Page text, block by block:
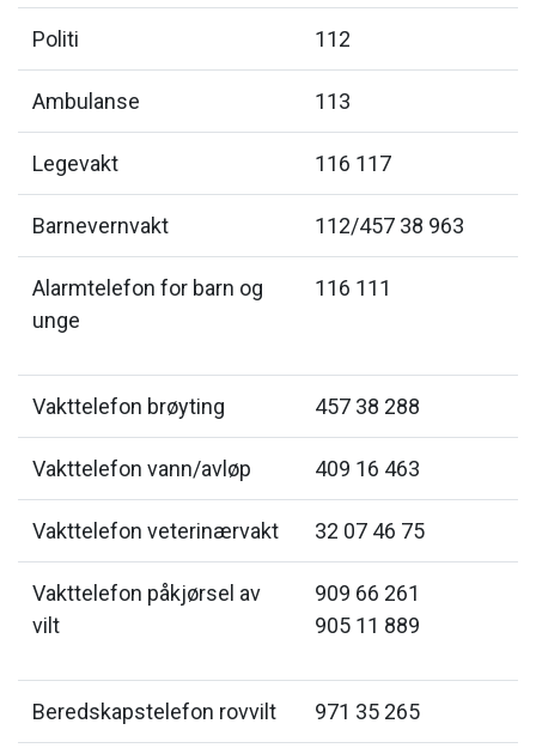
Politi 112
Ambulanse 113
Legevakt 116 117
Barnevernvakt 112/457 38 963
Alarmtelefon for barn og
unge
116 111
Vakttelefon brøyting 457 38 288
Vakttelefon vann/avløp 409 16 463
Vakttelefon veterinærvakt 32 07 46 75
Vakttelefon påkjørsel av
vilt
909 66 261
905 11 889
Beredskapstelefon rovvilt 971 35 265